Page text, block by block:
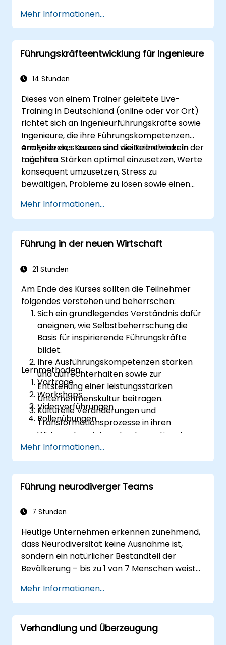
sowie Vertrauen aufzubauen und
Verantwortung an das Team zu übertragen.
Regelmäßige Fortschrittskontrollen sowie
konstruktives Feedback tragen dazu bei, die
anerkennen: Sowohl öffentliche als auch
der Mitarbeiter für zukünftige Leistungen. Die
Einbindung von Mitarbeitern in
Entscheidungsprozesse vermittelt ihnen das
Gefühl, im Unternehmen eine wichtige Rolle zu
spielen. Eine Unternehmenskultur, die
Respekt, Unterstützung sowie ein
ausgewogenes Verhältnis zwischen Beruf und
Privatleben fördert, regt die Mitarbeiter zu
höherer Produktivität an. Setzen Sie Ihre
Aufgaben sowie eine wirksame Motivation
kontinuierliche Anpassung an die Bedürfnisse
des Teams. Die Unterstützung der Mitarbeiter,
das Verständnis ihrer Motive sowie deren
Weiterentwicklung sind Schlüsselfaktoren für
Erfolg in diesem Bereich.
Mehr Informationen...
Führungskräfteentwicklung für Ingenieure
14 Stunden
Dieses von einem Trainer geleitete Live-
Training in Deutschland (online oder vor Ort)
richtet sich an Ingenieurführungskräfte sowie
Ingenieure, die ihre Führungskompetenzen
analysieren, steuern und weiterentwickeln
möchten.
Am Ende des Kurses sind die Teilnehmer in der
Lage, ihre Stärken optimal einzusetzen, Werte
konsequent umzusetzen, Stress zu
bewältigen, Probleme zu lösen sowie einen
Laufbahn als Führungskraft im
Ingenieurwesen zu erstellen.
Mehr Informationen...
Führung in der neuen Wirtschaft
21 Stunden
Am Ende des Kurses sollten die Teilnehmer
folgendes verstehen und beherrschen:
Sich ein grundlegendes Verständnis dafür
aneignen, wie Selbstbeherrschung die
Basis für inspirierende Führungskräfte
bildet.
Ihre Ausführungskompetenzen stärken
und aufrechterhalten sowie zur
Entstehung einer leistungsstarken
Unternehmenskultur beitragen.
Kulturelle Veränderungen und
Transformationsprozesse in ihren
Wirkungsbereichen durch emotionale
Intelligenz sowie Instrumente des Change
Managements gestalten.
Lernmethoden:
Vorträge
Workshops
Videovorführungen
Rollenübungen
Mehr Informationen...
Führung neurodiverger Teams
7 Stunden
Heutige Unternehmen erkennen zunehmend,
dass Neurodiversität keine Ausnahme ist,
sondern ein natürlicher Bestandteil der
Bevölkerung – bis zu 1 von 7 Menschen weist
Das bedeutet: Die meisten heutigen Teams
bestehen aus Personen mit unterschiedlichen
Denk-, Lern-, Kommunikations- und
Handlungsweisen. Für Führungskräfte stellt
Mehr Informationen...
Verhandlung und Überzeugung